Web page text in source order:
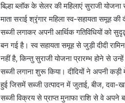
बिल्हा ब्लॉक के सेलर की महिलाएं सुराजी
माता सराई श्रृंगार महिला स्व-सहायता समूह की
सब्जी लगाकर अपनी आर्थिक गतिविधियों को
बन गई है। स्व सहायता समूह से जुड़ी दीदी
नहीं है, किन्तु सुराजी योजना प्रारम्भ होने से
सब्जी लगाना शुरू किया। दीदियों ने अपनी
हुई जिसमें सब्जी उत्पादन में जुताई, बीज, दवा-
सब्जी विक्रय से प्राप्त मुनाफा राशि से वे अपने